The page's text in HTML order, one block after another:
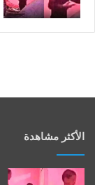
الأكثر مشاهدة